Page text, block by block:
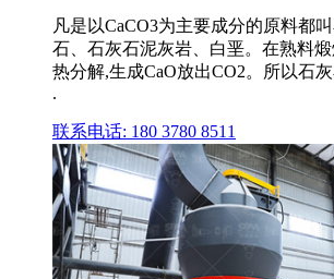
凡是以CaCO3为主要成分的原料都
石、石灰石泥灰岩、白垩。在熟料
热分解,生成CaO放出CO2。所以石
.
联系电话: 180 3780 8511